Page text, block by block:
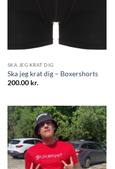
Ska jeg krat dig – Boxershorts
200.00 kr.